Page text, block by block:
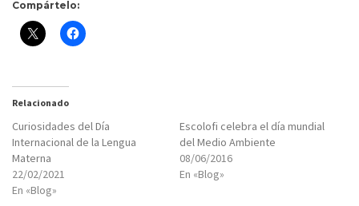
Compártelo:
Relacionado
Curiosidades del Día
Internacional de la Lengua
Materna
22/02/2021
En «Blog»
Escolofi celebra el día mundial
del Medio Ambiente
08/06/2016
En «Blog»